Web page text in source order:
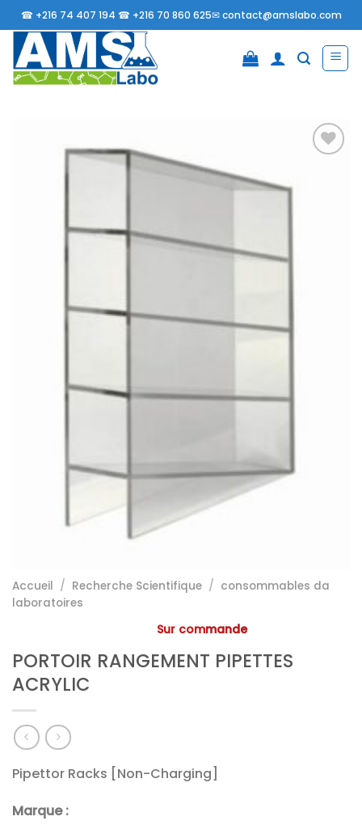
Passer
au
contenu
☎ +216 74 407 194 ☎ +216 70 860 625✉contact@amslabo.com
Accueil / Recherche Scientifique / consommables da
laboratoires
Sur commande
PORTOIR RANGEMENT PIPETTES
ACRYLIC
Pipettor Racks [Non-Charging]
Marque :